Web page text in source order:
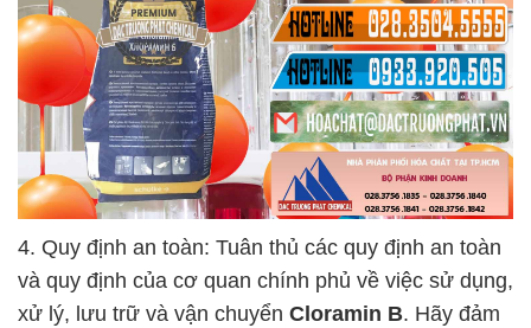
4. Quy định an toàn: Tuân thủ các quy định an toàn
và quy định của cơ quan chính phủ về việc sử dụng,
xử lý, lưu trữ và vận chuyển Cloramin B. Hãy đảm